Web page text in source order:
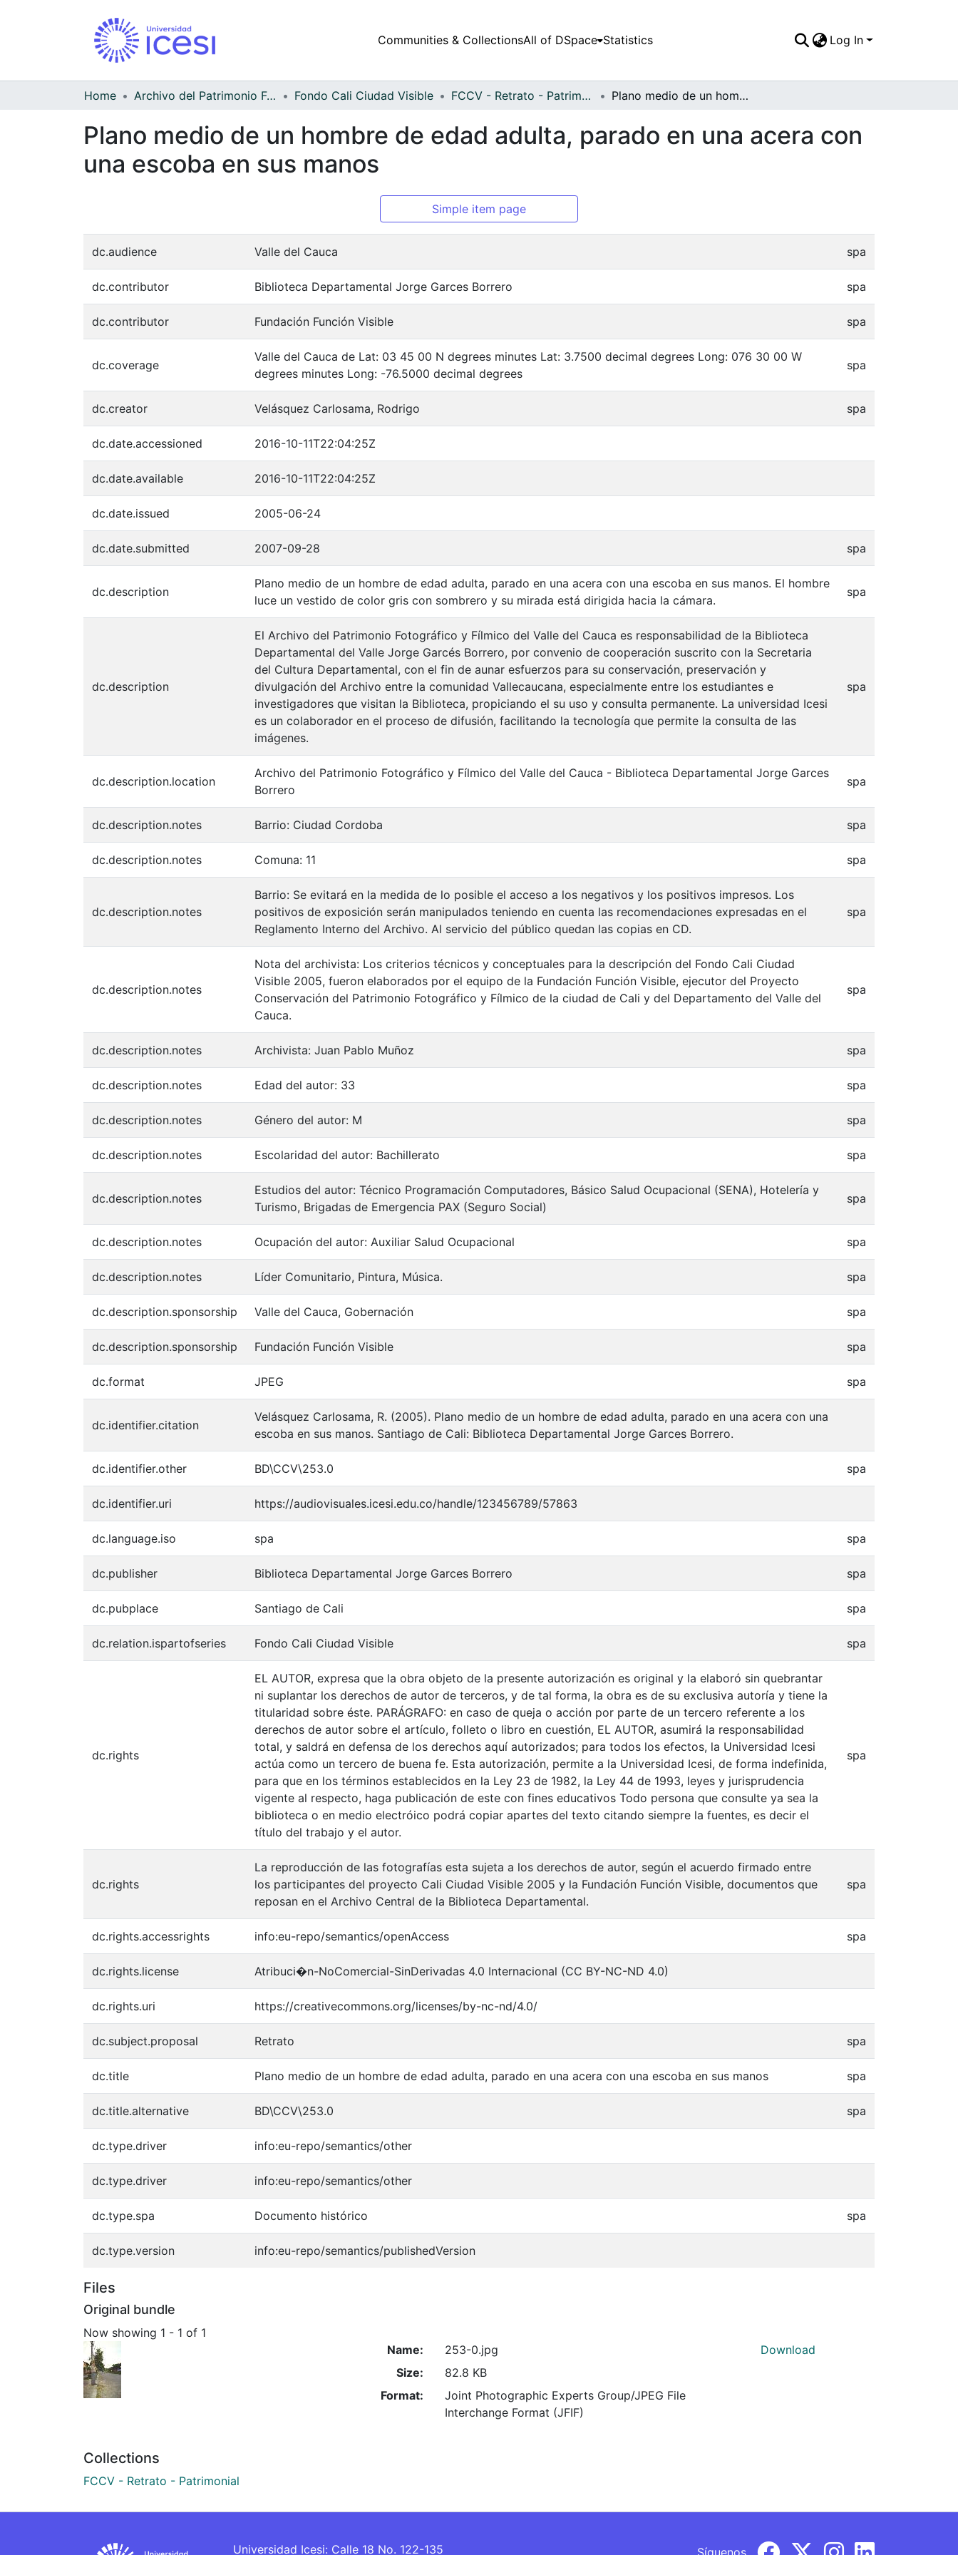
Communities & CollectionsAll of DSpace Statistics Log In
Home Archivo del Patrimonio Fotográfico y Fílmico del Valle del Cauca Fondo Cali Ciudad Visible FCCV - Retrato - Patrimonial Plano medio de un hombre de edad adulta, parado en una acera con una escoba en sus manos
Plano medio de un hombre de edad adulta, parado en una acera con
una escoba en sus manos
Simple item page
dc.audience Valle del Cauca spa
dc.contributor Biblioteca Departamental Jorge Garces Borrero spa
dc.contributor Fundación Función Visible spa
dc.coverage
Valle del Cauca de Lat: 03 45 00 N degrees minutes Lat: 3.7500 decimal degrees Long: 076 30 00 W
degrees minutes Long: -76.5000 decimal degrees
spa
dc.creator Velásquez Carlosama, Rodrigo spa
dc.date.accessioned 2016-10-11T22:04:25Z
dc.date.available 2016-10-11T22:04:25Z
dc.date.issued 2005-06-24
dc.date.submitted 2007-09-28 spa
dc.description
Plano medio de un hombre de edad adulta, parado en una acera con una escoba en sus manos. El hombre
luce un vestido de color gris con sombrero y su mirada está dirigida hacia la cámara.
spa
dc.description
El Archivo del Patrimonio Fotográfico y Fílmico del Valle del Cauca es responsabilidad de la Biblioteca
Departamental del Valle Jorge Garcés Borrero, por convenio de cooperación suscrito con la Secretaria
del Cultura Departamental, con el fin de aunar esfuerzos para su conservación, preservación y
divulgación del Archivo entre la comunidad Vallecaucana, especialmente entre los estudiantes e
investigadores que visitan la Biblioteca, propiciando el su uso y consulta permanente. La universidad Icesi
es un colaborador en el proceso de difusión, facilitando la tecnología que permite la consulta de las
imágenes.
spa
dc.description.location
Archivo del Patrimonio Fotográfico y Fílmico del Valle del Cauca - Biblioteca Departamental Jorge Garces
Borrero
spa
dc.description.notes Barrio: Ciudad Cordoba spa
dc.description.notes Comuna: 11 spa
dc.description.notes
Barrio: Se evitará en la medida de lo posible el acceso a los negativos y los positivos impresos. Los
positivos de exposición serán manipulados teniendo en cuenta las recomendaciones expresadas en el
Reglamento Interno del Archivo. Al servicio del público quedan las copias en CD.
spa
dc.description.notes
Nota del archivista: Los criterios técnicos y conceptuales para la descripción del Fondo Cali Ciudad
Visible 2005, fueron elaborados por el equipo de la Fundación Función Visible, ejecutor del Proyecto
Conservación del Patrimonio Fotográfico y Fílmico de la ciudad de Cali y del Departamento del Valle del
Cauca.
spa
dc.description.notes Archivista: Juan Pablo Muñoz spa
dc.description.notes Edad del autor: 33 spa
dc.description.notes Género del autor: M spa
dc.description.notes Escolaridad del autor: Bachillerato spa
dc.description.notes
Estudios del autor: Técnico Programación Computadores, Básico Salud Ocupacional (SENA), Hotelería y
Turismo, Brigadas de Emergencia PAX (Seguro Social)
spa
dc.description.notes Ocupación del autor: Auxiliar Salud Ocupacional spa
dc.description.notes Líder Comunitario, Pintura, Música. spa
dc.description.sponsorship Valle del Cauca, Gobernación spa
dc.description.sponsorship Fundación Función Visible spa
dc.format JPEG spa
dc.identifier.citation
Velásquez Carlosama, R. (2005). Plano medio de un hombre de edad adulta, parado en una acera con una
escoba en sus manos. Santiago de Cali: Biblioteca Departamental Jorge Garces Borrero.
dc.identifier.other BD\CCV\253.0 spa
dc.identifier.uri https://audiovisuales.icesi.edu.co/handle/123456789/57863
dc.language.iso spa spa
dc.publisher Biblioteca Departamental Jorge Garces Borrero spa
dc.pubplace Santiago de Cali spa
dc.relation.ispartofseries Fondo Cali Ciudad Visible spa
dc.rights
EL AUTOR, expresa que la obra objeto de la presente autorización es original y la elaboró sin quebrantar
ni suplantar los derechos de autor de terceros, y de tal forma, la obra es de su exclusiva autoría y tiene la
titularidad sobre éste. PARÁGRAFO: en caso de queja o acción por parte de un tercero referente a los
derechos de autor sobre el artículo, folleto o libro en cuestión, EL AUTOR, asumirá la responsabilidad
total, y saldrá en defensa de los derechos aquí autorizados; para todos los efectos, la Universidad Icesi
actúa como un tercero de buena fe. Esta autorización, permite a la Universidad Icesi, de forma indefinida,
para que en los términos establecidos en la Ley 23 de 1982, la Ley 44 de 1993, leyes y jurisprudencia
vigente al respecto, haga publicación de este con fines educativos Todo persona que consulte ya sea la
biblioteca o en medio electróico podrá copiar apartes del texto citando siempre la fuentes, es decir el
título del trabajo y el autor.
spa
dc.rights
La reproducción de las fotografías esta sujeta a los derechos de autor, según el acuerdo firmado entre
los participantes del proyecto Cali Ciudad Visible 2005 y la Fundación Función Visible, documentos que
reposan en el Archivo Central de la Biblioteca Departamental.
spa
dc.rights.accessrights info:eu-repo/semantics/openAccess spa
dc.rights.license Atribuci�n-NoComercial-SinDerivadas 4.0 Internacional (CC BY-NC-ND 4.0)
dc.rights.uri https://creativecommons.org/licenses/by-nc-nd/4.0/
dc.subject.proposal Retrato spa
dc.title Plano medio de un hombre de edad adulta, parado en una acera con una escoba en sus manos spa
dc.title.alternative BD\CCV\253.0 spa
dc.type.driver info:eu-repo/semantics/other
dc.type.driver info:eu-repo/semantics/other
dc.type.spa Documento histórico spa
dc.type.version info:eu-repo/semantics/publishedVersion
Files
Original bundle
Now showing 1 - 1 of 1
Name:
253-0.jpg
Size:
82.8 KB
Format:
Joint Photographic Experts Group/JPEG File
Interchange Format (JFIF)
Download
Collections
FCCV - Retrato - Patrimonial
Universidad Icesi: Calle 18 No. 122-135 Síguenos